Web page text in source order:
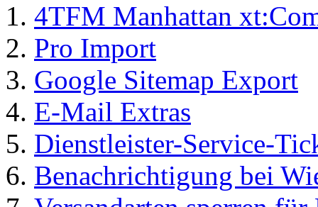
4TFM Manhattan
Pro Import
Google Sitemap Export
E-Mail Extras
Dienstleister-Service-
Benachrichtigung bei